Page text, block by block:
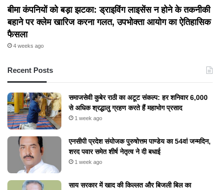
बीमा कंपनियों को बड़ा झटका: ड्राइविंग लाइसेंस न होने के तकनीकी
बहाने पर क्लेम खारिज करना गलत, उपभोक्ता आयोग का ऐतिहासिक
फैसला
4 weeks ago
Recent Posts
समाजसेवी कुबेर राठी का अटूट संकल्प: हर शनिवार 6,000
से अधिक श्रद्धालु ग्रहण करते हैं महाभोग प्रसाद
1 week ago
एनसीपी प्रदेश संयोजक पुरुषोत्तम पाण्डेय का 54वां जन्मदिन,
शरद पवार समेत शीर्ष नेतृत्व ने दी बधाई
1 week ago
​साय सरकार में खाद की किल्लत और बिजली बिल का